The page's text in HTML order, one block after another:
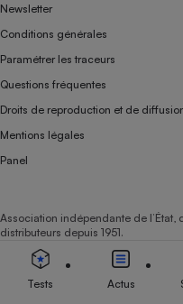
Newsletter
Conditions générales
Paramétrer les traceurs
Questions fréquentes
Droits de reproduction et de
Mentions légales
Panel
Association indépendante de
distributeurs depuis 1951.
Tests Actus